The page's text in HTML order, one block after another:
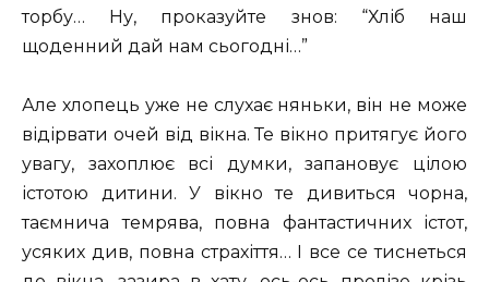
торбу… Ну, проказуйте знов: “Хліб наш
щоденний дай нам сьогодні…”
Але хлопець уже не слухає няньки, він не може
відірвати очей від вікна. Те вікно притягує його
увагу, захоплює всі думки, запановує цілою
істотою дитини. У вікно те дивиться чорна,
таємнича темрява, повна фантастичних істот,
усяких див, повна страхіття… І все се тиснеться